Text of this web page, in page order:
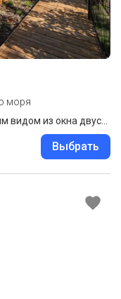
моря
Двухместный номер Superior с красивым видом из окна двуспальная кровать
Выбрать